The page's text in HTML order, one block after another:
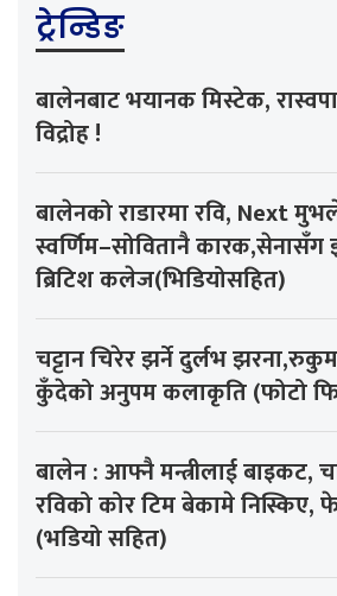
ट्रेन्डिङ
बालेनबाट भयानक मिस्टेक,
विद्रोह !
बालेनको राडारमा रवि, Next
स्वर्णिम–सोवितानै
ब्रिटिश कलेज(भिडियोसहित)
चट्टान चिरेर झर्ने दुर्लभ
कुँदेको अनुपम कलाकृति (फोटो
बालेन : आफ्नै मन्त्रीलाई बाइकट,
रविको कोर टिम बेकामे निस्किए,
(भडियो सहित)